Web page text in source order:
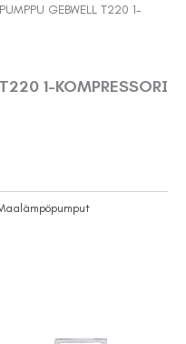
GEBWELL T220 1-
1-KOMPRESSORI